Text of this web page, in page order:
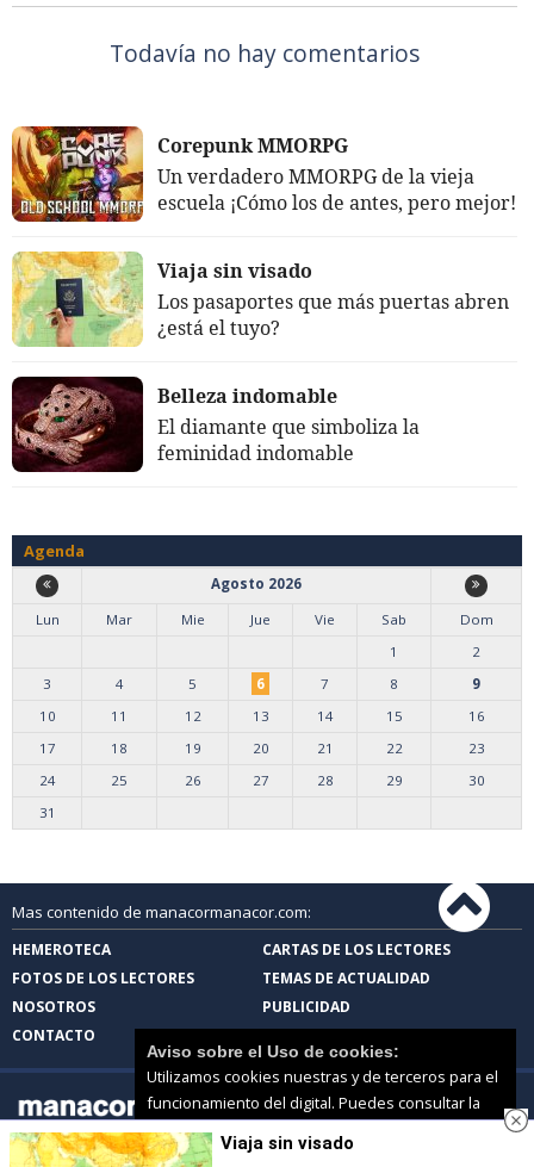
Todavía no hay comentarios
Corepunk MMORPG
Un verdadero MMORPG de la vieja
escuela ¡Cómo los de antes, pero mejor!
Viaja sin visado
Los pasaportes que más puertas abren
¿está el tuyo?
Belleza indomable
El diamante que simboliza la
feminidad indomable
Agenda
Agosto 2026
Lun
Mar Mie Jue Vie Sab
Dom
1
2
3
4 5 6 7 8
9
10
11 12 13 14 15
16
17
18 19 20 21 22
23
24
25 26 27 28 29
30
31
Mas contenido de manacormanacor.com:
HEMEROTECA
CARTAS DE LOS LECTORES
FOTOS DE LOS LECTORES
TEMAS DE ACTUALIDAD
NOSOTROS
PUBLICIDAD
CONTACTO
manacormanacor.com |Términos de uso
Viaja sin visado
Aviso sobre el Uso de cookies:
Utilizamos cookies nuestras y de terceros para el
funcionamiento del digital. Puedes consultar la
lista de cookies y como desconectarlas.
nuestra Política de Privacidad y Cookies